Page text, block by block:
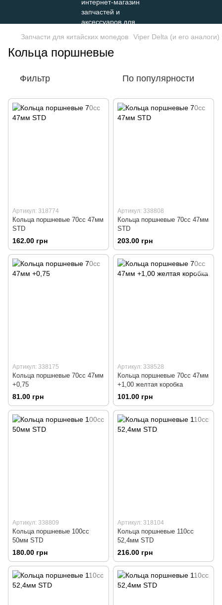
Запчасти для китайских мопедов Viper Delta (и его аналоги)
Кольца поршневые
Фильтр По популярности
Артикул: 318774
Кольца поршневые 70сс 47мм
STD
162.00 грн
Артикул: 338808
Кольца поршневые 70сс 47мм
STD
203.00 грн
Артикул: 338175
Кольца поршневые 70сс 47мм
+0,75
81.00 грн
Артикул: 338528
Кольца поршневые 70сс 47мм
+1,00 желтая коробка
101.00 грн
Артикул: 338809
Кольца поршневые 100сс
50мм STD
180.00 грн
Артикул: 318104
Кольца поршневые 110сс
52,4мм STD
216.00 грн